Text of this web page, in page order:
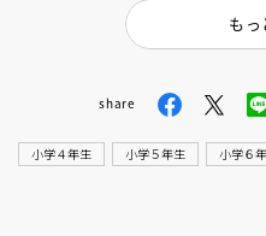
もっ
share
小学４年生 小学５年生 小学６